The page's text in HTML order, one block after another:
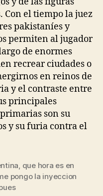
Con el tiempo la juez
pakistaníes y
permiten al jugador
de enormes
recrear ciudades o
en reinos de
y el contraste entre
principales
son su
y su furia contra el
que hora es en
pongo la inyeccion